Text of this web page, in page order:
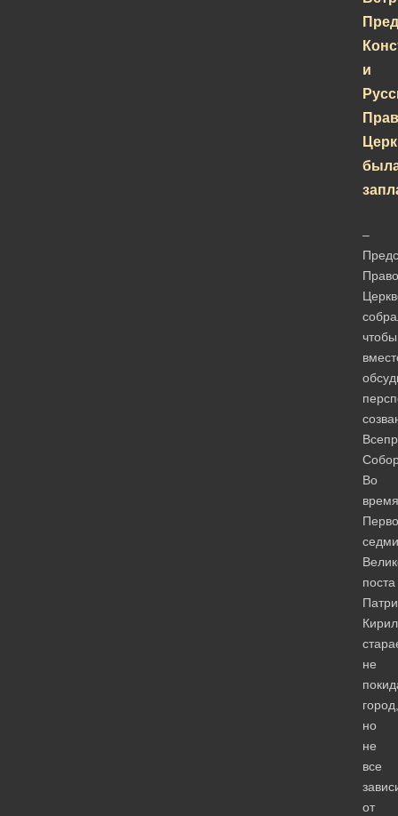
и
–
чтобы
Во
время
поста
не
город,
но
не
все
от